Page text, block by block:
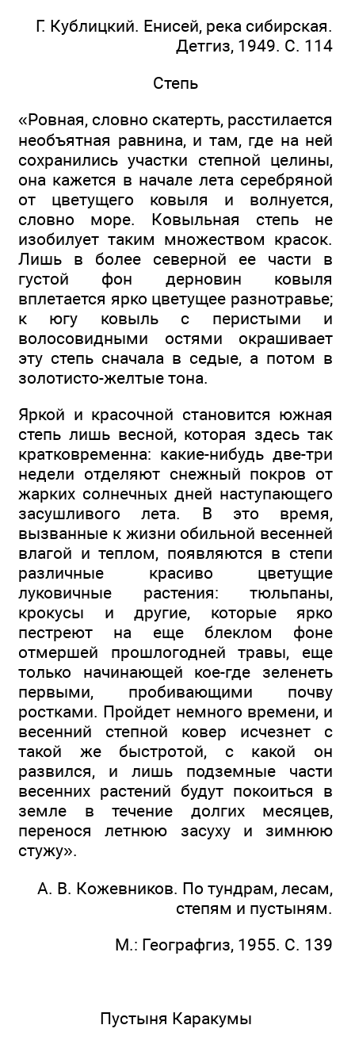
Г. Кублицкий. Енисей, река сибирская.
Детгиз, 1949. С. 114
Степь
«Ровная, словно скатерть, расстилается
необъятная равнина, и там, где на ней
сохранились участки степной целины,
она кажется в начале лета серебряной
от цветущего ковыля и волнуется,
словно море. Ковыльная степь не
изобилует таким множеством красок.
Лишь в более северной ее части в
густой фон дерновин ковыля
вплетается ярко цветущее разнотравье;
к югу ковыль с перистыми и
волосовидными остями окрашивает
эту степь сначала в седые, а потом в
золотисто-желтые тона.
Яркой и красочной становится южная
степь лишь весной, которая здесь так
кратковременна: какие-нибудь две-три
недели отделяют снежный покров от
жарких солнечных дней наступающего
засушливого лета. В это время,
вызванные к жизни обильной весенней
влагой и теплом, появляются в степи
различные красиво цветущие
луковичные растения: тюльпаны,
крокусы и другие, которые ярко
пестреют на еще блеклом фоне
отмершей прошлогодней травы, еще
только начинающей кое-где зеленеть
первыми, пробивающими почву
ростками. Пройдет немного времени, и
весенний степной ковер исчезнет с
такой же быстротой, с какой он
развился, и лишь подземные части
весенних растений будут покоиться в
земле в течение долгих месяцев,
перенося летнюю засуху и зимнюю
стужу».
А. В. Кожевников. По тундрам, лесам,
степям и пустыням.
М.: Географгиз, 1955. С. 139
Пустыня Каракумы